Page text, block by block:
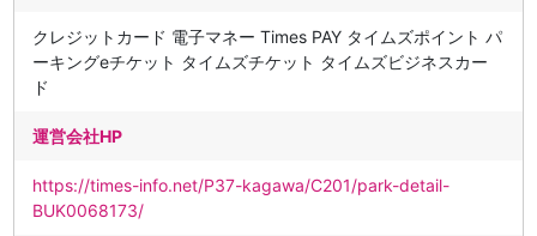
クレジットカード 電子マネー Times PAY タイムズポイント パ
ーキングeチケット タイムズチケット タイムズビジネスカー
ド
運営会社HP
https://times-info.net/P37-kagawa/C201/park-detail-
BUK0068173/